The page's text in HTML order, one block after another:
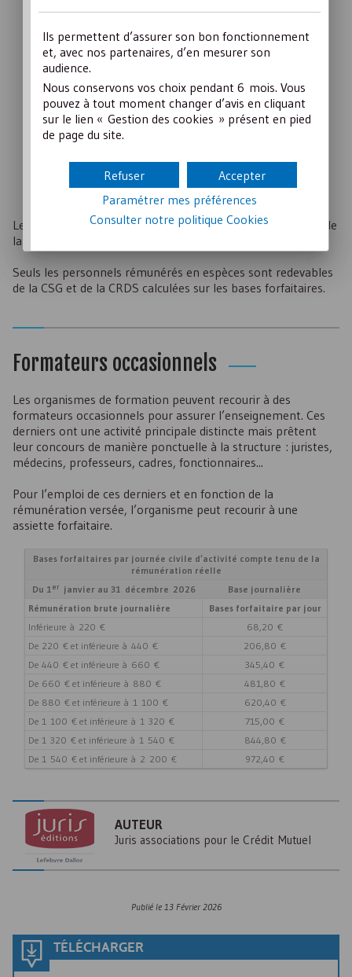
Le tableau suivant récapitule les montants applicables pour
l’année 2026
journalière
hebdomadaire
Animateur au pair
12 60
240
Animateur rémunéré et
assistant sanitaire
Directeur adjoint ou
- 210 841
- 301
Les animateurs au pair, quant à eux, ne sont redevables ni de
la
Seuls les personnels rémunérés en espèces sont redevables
de la CSG et de la CRDS calculées sur les bases forfaitaires.
Formateurs occasionnels
Les organismes de formation peuvent recourir à des
formateurs occasionnels pour assurer l’enseignement. Ces
derniers ont une activité principale distincte mais prêtent
leur concours de manière ponctuelle à la structure : juristes,
médecins, professeurs, cadres, fonctionnaires...
Pour l’emploi de ces derniers et en fonction de la
rémunération versée, l’organisme peut recourir à une
assiette forfaitaire.
Bases forfaitaires par journée civile d’activité compte tenu de la
rémunération réelle
Du 1erjanvier au 31 décembre 2026
Base journalière
Rémunération brute journalière
Bases forfaitaire par jour
Inférieure à 220 €
68,20 €
De 220 € et inférieure à 440 €
206,80 €
De 440 € et inférieure à 660 €
345,40 €
De 660 € et inférieure à 880 €
481,80 €
De 880 € et inférieure à 1 100 €
620,40 €
De 1 100 € et inférieure à 1 320 €
715,00 €
De 1 320 € et inférieure à 1 540 €
844,80 €
De 1 540 € et inférieure à 2 200 €
972,40 €
AUTEUR
Juris associations pour le Crédit Mutuel
Publié le 13 Février 2026
TÉLÉCHARGER
Ils permettent d’assurer son bon fonctionnement
et, avec nos partenaires, d’en mesurer son
audience.
Nous conservons vos choix pendant 6 mois. Vous
pouvez à tout moment changer d’avis en cliquant
sur le lien « Gestion des cookies » présent en pied
de page du site.
Accepter
Refuser
Paramétrer mes préférences
Consulter notre politiqueCookies